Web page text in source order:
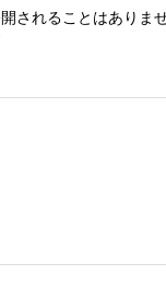
されることはありませ